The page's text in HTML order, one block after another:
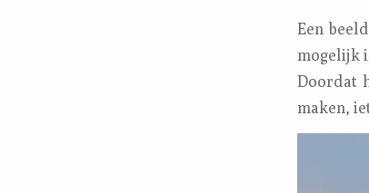
Een
mogelijk
Doordat
maken,